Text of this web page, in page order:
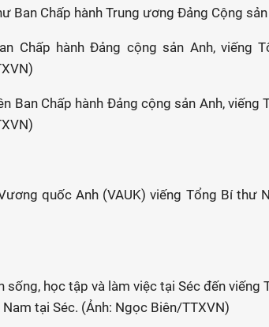
Ban Chấp hành Trung ương Đảng Cộng
Ban Chấp hành Đảng cộng sản Anh, viếng
quốc Anh (VAUK) viếng Tổng Bí thư
học tập và làm việc tại Séc đến viếng
tại Séc. (Ảnh: Ngọc Biên/TTXVN)